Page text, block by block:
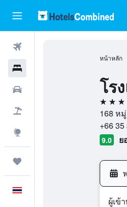
หน้าหลัก
โร
4 ดาว
168 ห
+66
9.0 ย
ผู้เข้